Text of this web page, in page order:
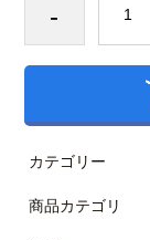
-
カテゴリー
商品カテゴリ